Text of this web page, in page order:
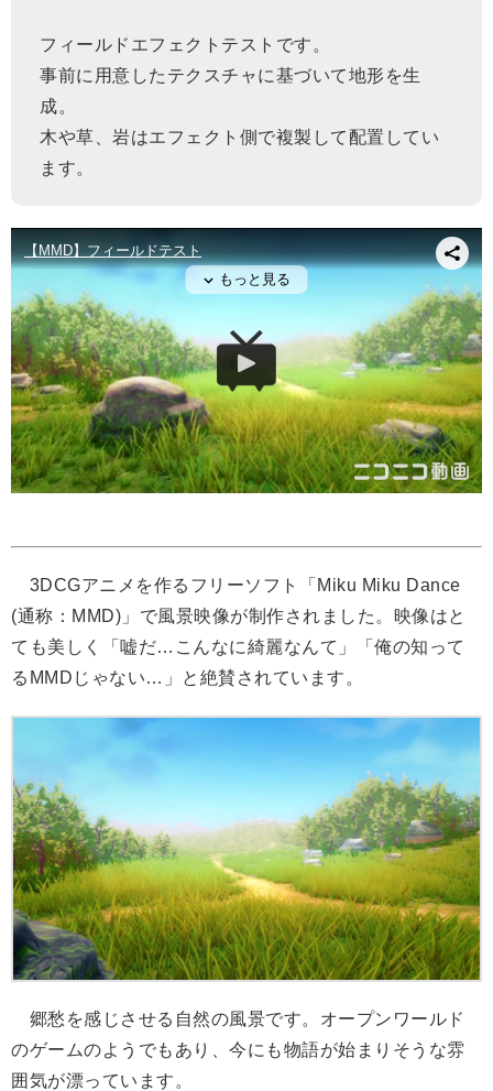
フィールドエフェクトテストです。
事前に用意したテクスチャに基づいて地形を生
成。
木や草、岩はエフェクト側で複製して配置してい
ます。
3DCGアニメを作るフリーソフト「Miku Miku Dance
(通称：MMD)」で風景映像が制作されました。映像はと
ても美しく「嘘だ…こんなに綺麗なんて」「俺の知って
るMMDじゃない…」と絶賛されています。
郷愁を感じさせる自然の風景です。オープンワールド
のゲームのようでもあり、今にも物語が始まりそうな雰
囲気が漂っています。